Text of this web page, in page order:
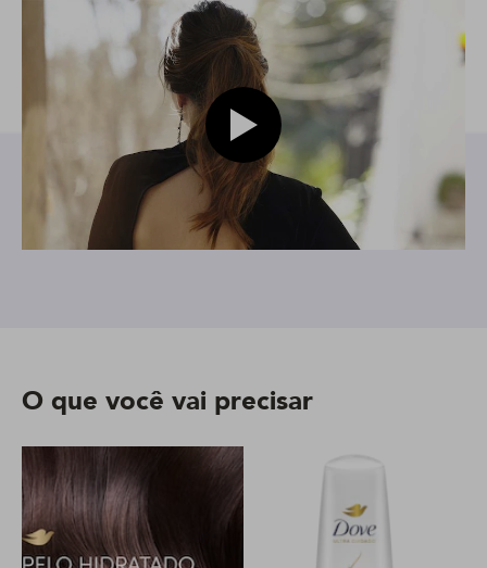
Play video modelo de rabo de
O que você vai precisar